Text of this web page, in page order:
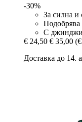
-30%
За силна и
Подобрява
С
€ 24,50 € 35,00
Доставка до 14.